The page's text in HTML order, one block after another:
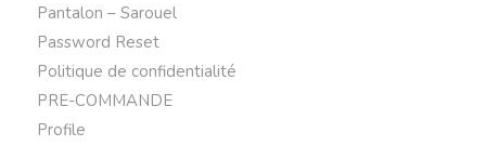
Pantalon – Sarouel
Password Reset
Politique de confidentialité
PRE-COMMANDE
Profile